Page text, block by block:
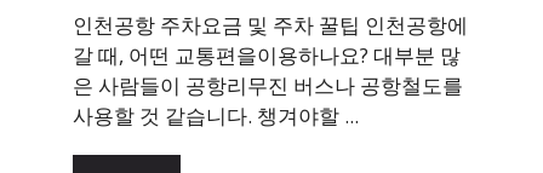
인천공항 주차요금 및 주차 꿀팁 인천공항에
갈 때, 어떤 교통편을이용하나요? 대부분 많
은 사람들이 공항리무진 버스나 공항철도를
사용할 것 같습니다. 챙겨야할 ...